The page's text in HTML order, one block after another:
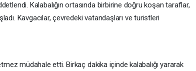
Kalabalığın ortasında birbirine doğru koşan taraflar,
Kavgacılar, çevredeki vatandaşları ve turistleri
müdahale etti. Birkaç dakika içinde kalabalığı yararak